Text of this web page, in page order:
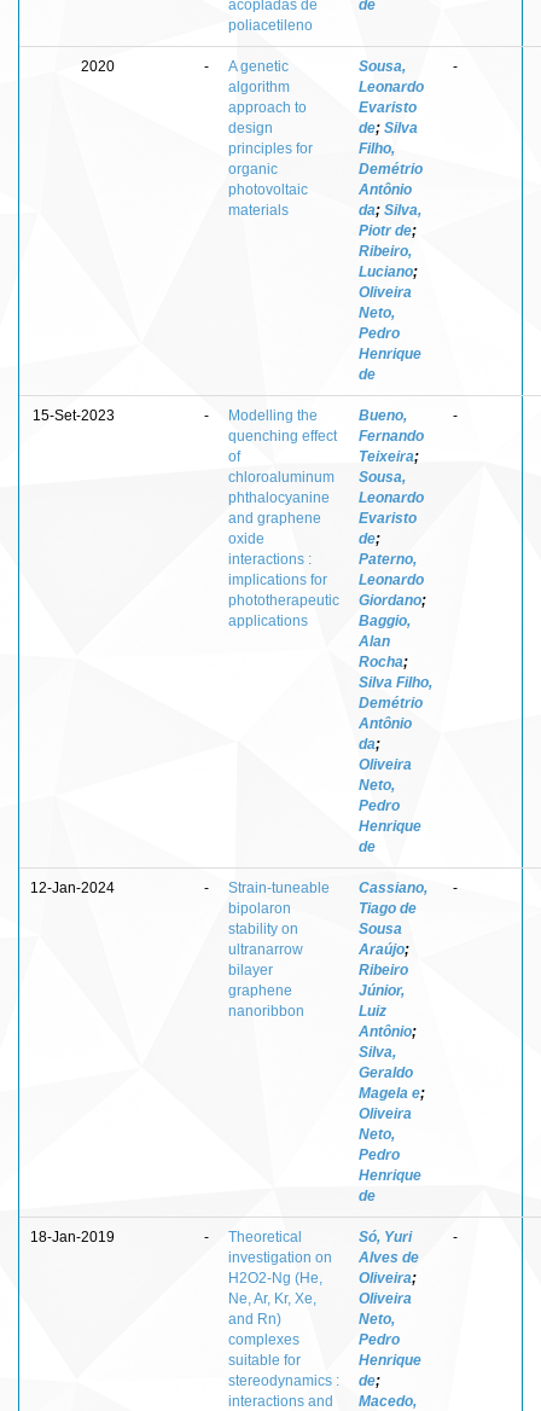
acopladas de
poliacetileno
de
2020 -
A genetic
algorithm
approach to
design
principles for
organic
photovoltaic
materials
Sousa,
Leonardo
Evaristo
de; Silva
Filho,
Demétrio
Antônio
da; Silva,
Piotr de;
Ribeiro,
Luciano;
Oliveira
Neto,
Pedro
Henrique
de
-
15-Set-2023 -
Modelling the
quenching effect
of
chloroaluminum
phthalocyanine
and graphene
oxide
interactions :
implications for
phototherapeutic
applications
Bueno,
Fernando
Teixeira;
Sousa,
Leonardo
Evaristo
de;
Paterno,
Leonardo
Giordano;
Baggio,
Alan
Rocha;
Silva Filho,
Demétrio
Antônio
da;
Oliveira
Neto,
Pedro
Henrique
de
-
12-Jan-2024 -
Strain-tuneable
bipolaron
stability on
ultranarrow
bilayer
graphene
nanoribbon
Cassiano,
Tiago de
Sousa
Araújo;
Ribeiro
Júnior,
Luiz
Antônio;
Silva,
Geraldo
Magela e;
Oliveira
Neto,
Pedro
Henrique
de
-
18-Jan-2019 -
Theoretical
investigation on
H2O2-Ng (He,
Ne, Ar, Kr, Xe,
and Rn)
complexes
suitable for
stereodynamics :
interactions and
Só, Yuri
Alves de
Oliveira;
Oliveira
Neto,
Pedro
Henrique
de;
Macedo,
-